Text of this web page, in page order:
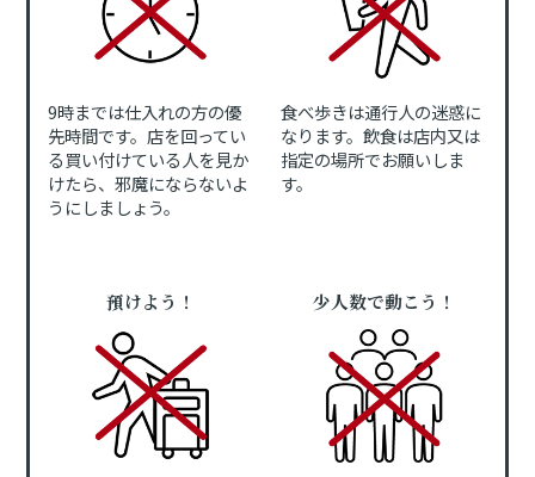
9時までは仕入れの方の優
先時間です。店を回ってい
る買い付けている人を見か
けたら、邪魔にならないよ
うにしましょう。
食べ歩きは通行人の迷惑に
なります。飲食は店内又は
指定の場所でお願いしま
す。
預けよう！ 少人数で動こう！